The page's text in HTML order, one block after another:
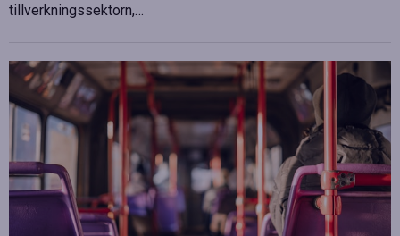
tillverkningssektorn,…